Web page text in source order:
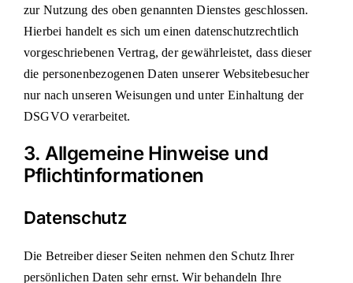
zur Nutzung des oben genannten Dienstes geschlossen.
Hierbei handelt es sich um einen datenschutzrechtlich
vorgeschriebenen Vertrag, der gewährleistet, dass dieser
die personenbezogenen Daten unserer Websitebesucher
nur nach unseren Weisungen und unter Einhaltung der
DSGVO verarbeitet.
3. Allgemeine Hinweise und
Pflicht­informationen
Datenschutz
Die Betreiber dieser Seiten nehmen den Schutz Ihrer
persönlichen Daten sehr ernst. Wir behandeln Ihre